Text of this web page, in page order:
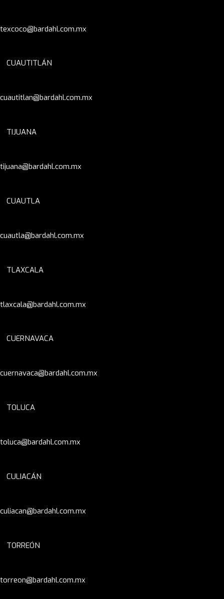
texcoco@bardahl.com.mx
CUAUTITLÁN
cuautitlan@bardahl.com.mx
TIJUANA
tijuana@bardahl.com.mx
CUAUTLA
cuautla@bardahl.com.mx
TLAXCALA
tlaxcala@bardahl.com.mx
CUERNAVACA
cuernavaca@bardahl.com.mx
TOLUCA
toluca@bardahl.com.mx
CULIACÁN
culiacan@bardahl.com.mx
TORREÓN
torreon@bardahl.com.mx